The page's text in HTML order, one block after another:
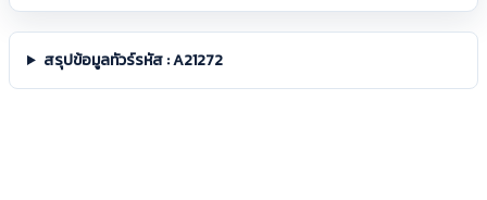
สรุปข้อมูลทัวร์รหัส : A21272